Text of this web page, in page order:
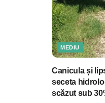
MEDIU
Canicula și
seceta
scăzut sub